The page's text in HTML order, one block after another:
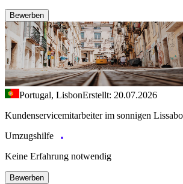
Bewerben
Portugal, LisbonErstellt: 20.07.2026
Kundenservicemitarbeiter im sonnigen
Umzugshilfe
Keine Erfahrung notwendig
Bewerben